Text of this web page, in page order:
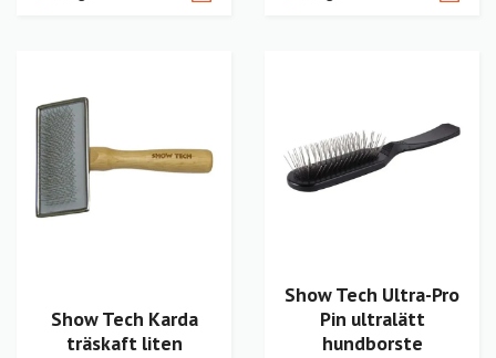
Show Tech Karda
träskaft liten
Show Tech Ultra-Pro
Pin ultralätt
hundborste